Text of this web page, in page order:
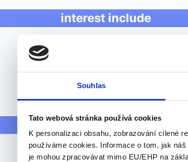
Souhlas
Tato webová stránka používá cookies
K personalizaci obsahu, zobrazování cílené
používáme cookies. Informace o tom, jak
je mohou zpracovávat mimo EU/EHP na
interest include
"ser"